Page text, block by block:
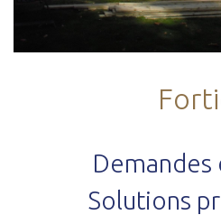
Demandes
Solutions